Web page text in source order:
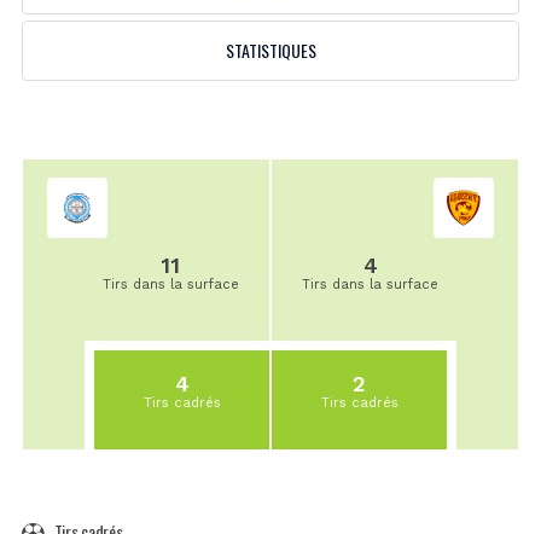
STATISTIQUES
11
Tirs dans la surface
4
Tirs cadrés
4
Tirs dans la surface
2
Tirs cadrés